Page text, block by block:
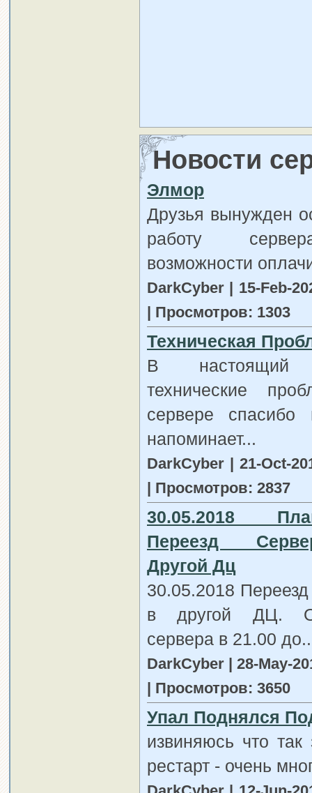
Новости
Элмор
Друзья вынужден
работу
возможности
DarkCyber | 15-Feb-
| Просмотров: 1303
Техническая
В настоящий
технические
сервере спасибо
напоминает...
DarkCyber | 21-Oct-
| Просмотров: 2837
30.05.2018
Переезд
Другой Дц
30.05.2018
в другой ДЦ.
сервера в 21.00
DarkCyber | 28-May-
| Просмотров: 3650
Упал Поднялся
извиняюсь что так
рестарт - очень